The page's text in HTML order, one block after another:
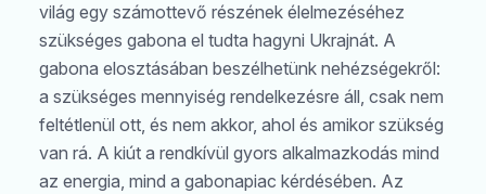
világ egy számottevő részének élelmezéséhez
szükséges gabona el tudta hagyni Ukrajnát. A
gabona elosztásában beszélhetünk nehézségekről:
a szükséges mennyiség rendelkezésre áll, csak nem
feltétlenül ott, és nem akkor, ahol és amikor szükség
van rá. A kiút a rendkívül gyors alkalmazkodás mind
az energia, mind a gabonapiac kérdésében. Az